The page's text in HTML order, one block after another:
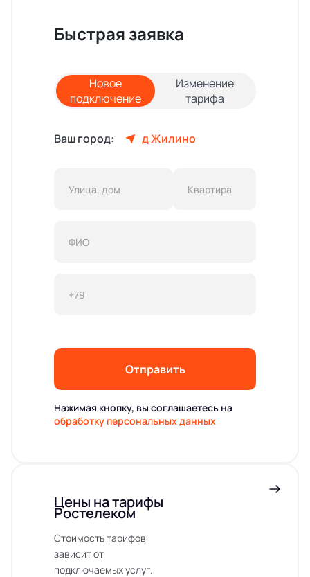
Быстрая заявка
Новое
подключение
Изменение
тарифа
Ваш город: д Жилино
Отправить
Нажимая кнопку, вы соглашаетесь на
обработку персональных данных
Цены на тарифы
Ростелеком
Стоимость тарифов
зависит от
подключаемых услуг.